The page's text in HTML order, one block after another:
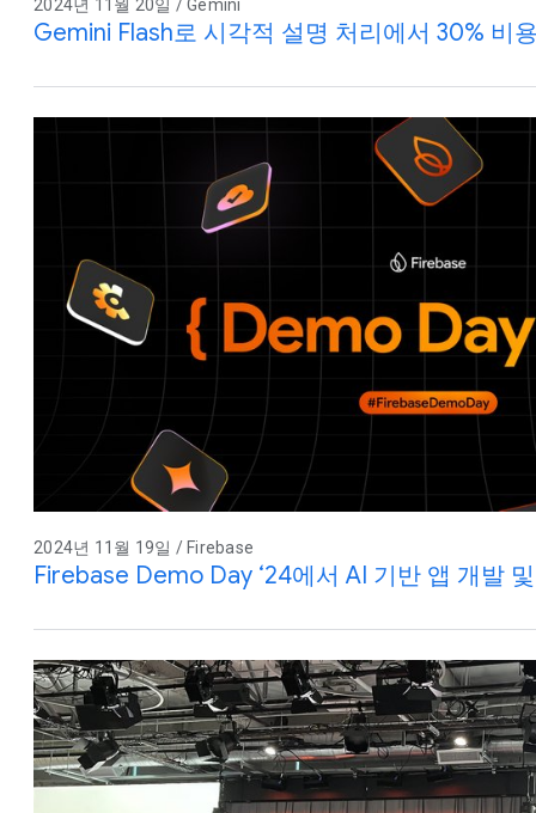
2024년 11월 20일 / Gemini
Gemini Flash로 시각적 설명 처리에서 30% 비
2024년 11월 19일 / Firebase
Firebase Demo Day ‘24에서 AI 기반 앱 개발